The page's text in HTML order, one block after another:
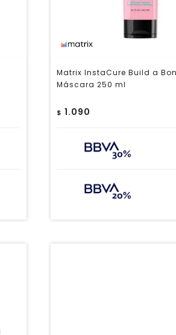
Matrix InstaCure Build a
Máscara 250 ml
$ 1.090